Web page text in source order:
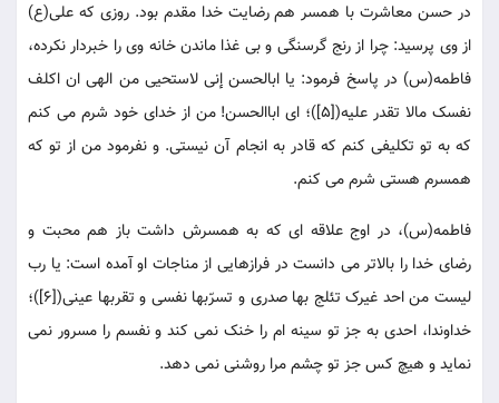
در حسن معاشرت با همسر هم رضایت خدا مقدم بود. روزی که علی(ع)
از وی پرسید: چرا از رنج گرسنگی و بی غذا ماندن خانه وی را خبردار نکرده،
فاطمه(س) در پاسخ فرمود: یا ابالحسن إنی لاستحیی من الهی ان اکلف
نفسک مالا تقدر علیه([5])؛ ای اباالحسن! من از خدای خود شرم می کنم
که به تو تکلیفی کنم که قادر به انجام آن نیستی. و نفرمود من از تو که
همسرم هستی شرم می کنم.
فاطمه(س)، در اوج علاقه ای که به همسرش داشت باز هم محبت و
رضای خدا را بالاتر می دانست در فرازهایی از مناجات او آمده است: یا رب
لیست من احد غیرک تئلج بها صدری و تسرّبها نفسی و تقربها عینی([6])؛
خداوندا، احدی به جز تو سینه ام را خنک نمی کند و نفسم را مسرور نمی
نماید و هیچ کس جز تو چشم مرا روشنی نمی دهد.